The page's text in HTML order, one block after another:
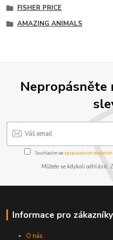
FISHER PRICE
AMAZING ANIMALS
Nepropásněte
Souhlasím se zpracováním
Můžete se kdykoli odhlásit.
Informace pro zákazníky
O nás